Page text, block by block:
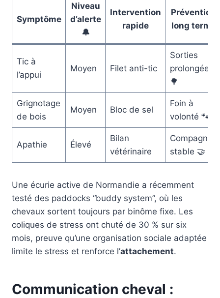
Symptôme
Niveau
d’alerte
🔔
Intervention
rapide
Prévention
long terme
Tic à
l’appui
Moyen Filet anti-tic
Sorties
prolongées
🌳
Grignotage
de bois
Moyen Bloc de sel
Foin à
volonté 🐾
Apathie Élevé
Bilan
vétérinaire
Compagnon
stable 🤝
Une écurie active de Normandie a récemment
testé des paddocks “buddy system”, où les
chevaux sortent toujours par binôme fixe. Les
coliques de stress ont chuté de 30 % sur six
mois, preuve qu’une organisation sociale adaptée
limite le stress et renforce l’attachement.
Communication cheval :